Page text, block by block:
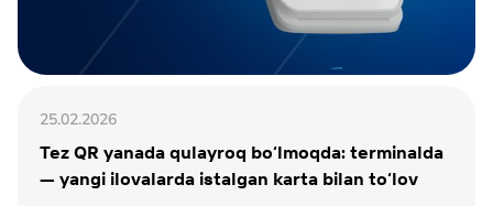
25.02.2026
Tez QR yanada qulayroq bo‘lmoqda: terminalda
— yangi ilovalarda istalgan karta bilan to‘lov